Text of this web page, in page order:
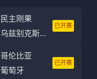
民主刚果
乌兹别克斯坦
已开赛
哥伦比亚
葡萄牙
已开赛